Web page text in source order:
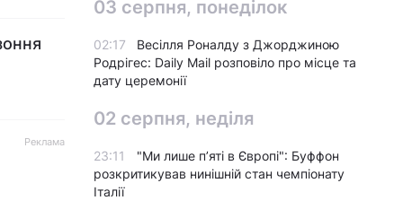
Реклама
03 серпня, понеділок
02:17
Весілля Роналду з Джорджиною
Родрігес: Daily Mail розповіло про місце та
дату церемонії
02 серпня, неділя
23:11
"Ми лише п’яті в Європі": Буффон
розкритикував нинішній стан чемпіонату
Італії